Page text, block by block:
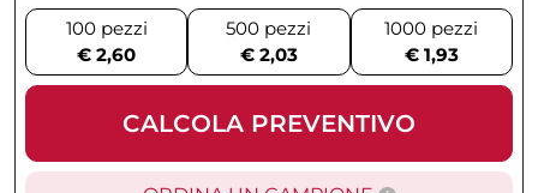
100 pezzi
€ 2,60
500 pezzi
€ 2,03
1000 pezzi
€ 1,93
CALCOLA PREVENTIVO